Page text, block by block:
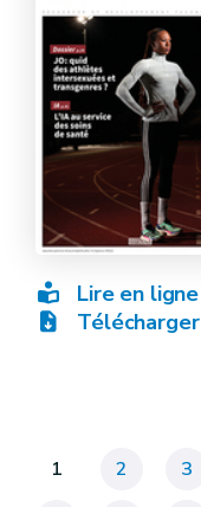
Lire en ligne
Télécharger
1 2 3